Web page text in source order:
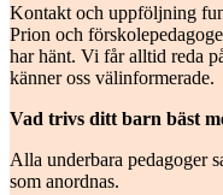
Kontakt och uppföljning
Prion och
har hänt. Vi får alltid reda
känner oss välinformerade.
Vad trivs ditt barn bäst
Alla underbara pedagoger
som anordnas.